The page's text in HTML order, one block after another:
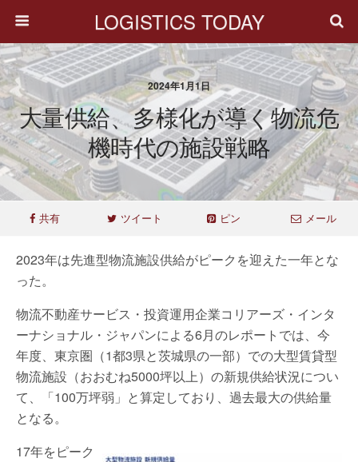
LOGISTICS TODAY
2024年1月1日
大量供給、多様化が導く物流危
機時代の施設戦略
共有 ツイート ピン メール
2023年は先進型物流施設供給がピークを迎えた一年とな
った。
物流不動産サービス・投資運用企業コリアーズ・インタ
ーナショナル・ジャパンによる6月のレポートでは、今
年度、東京圏（1都3県と茨城県の一部）での大型賃貸型
物流施設（おおむね5000坪以上）の新規供給状況につい
て、「100万坪弱」と算定しており、過去最大の供給量
となる。
17年をピーク